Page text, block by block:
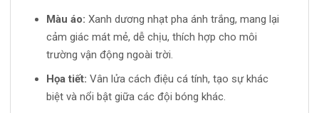
Màu áo: Xanh dương nhạt pha ánh trắng, mang lại
cảm giác mát mẻ, dễ chịu, thích hợp cho môi
trường vận động ngoài trời.
Họa tiết: Vân lửa cách điệu cá tính, tạo sự khác
biệt và nổi bật giữa các đội bóng khác.